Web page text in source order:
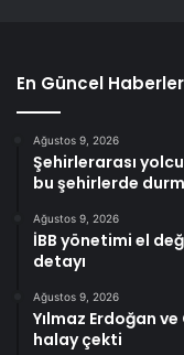
En Güncel Haberler
Ağustos 9, 2026
Şehirlerarası
bu şehirlerde
Ağustos 9, 2026
İBB yönetimi el
detayı
Ağustos 9, 2026
Yılmaz Erdoğan
halay çekti